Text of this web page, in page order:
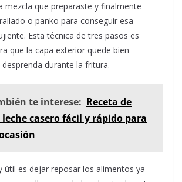
mezcla que preparaste y finalmente
o panko para conseguir esa
Esta técnica de tres pasos es
que la capa exterior quede bien
durante la fritura.
te interese: Receta de
leche casero fácil y rápido para
útil es dejar reposar los alimentos ya